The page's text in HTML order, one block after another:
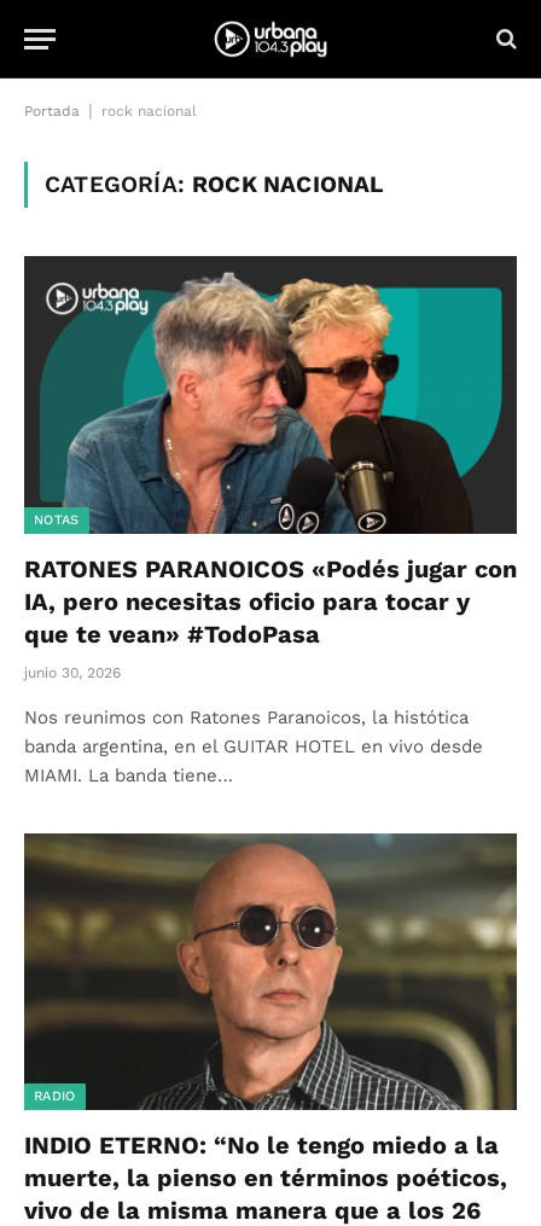
Portada rock nacional
CATEGORÍA: ROCK NACIONAL
NOTAS
RATONES PARANOICOS «Podés jugar con
IA, pero necesitas oficio para tocar y
que te vean» #TodoPasa
junio 30, 2026
Nos reunimos con Ratones Paranoicos, la histótica
banda argentina, en el GUITAR HOTEL en vivo desde
MIAMI. La banda tiene…
RADIO
INDIO ETERNO: “No le tengo miedo a la
muerte, la pienso en términos poéticos,
vivo de la misma manera que a los 26